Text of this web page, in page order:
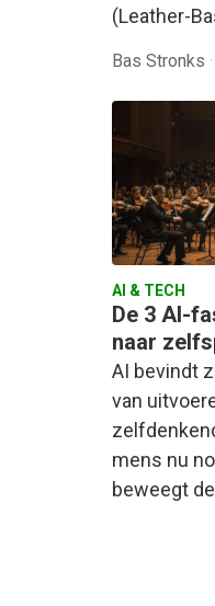
(Leather-
Bas Stronks ·
AI & TECH
De 3 AI-
naar
AI bevindt
van
mens nu
beweegt